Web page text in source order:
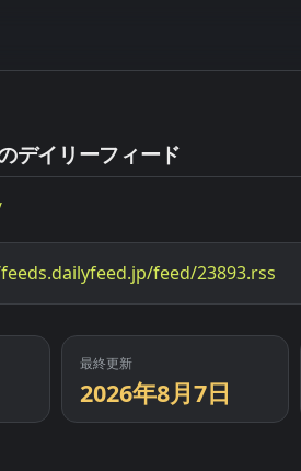
デイリーフィード
feed/23893.rss
最終更新
2026年8月7日